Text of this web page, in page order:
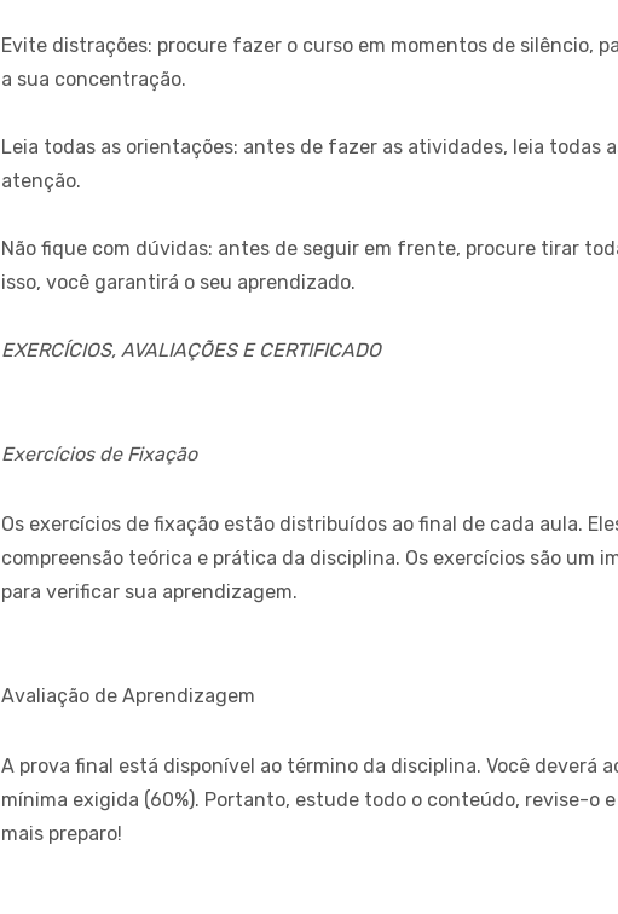
Evite distrações: procure fazer o curso em momentos de silêncio,
a sua concentração.
Leia todas as orientações: antes de fazer as atividades, leia todas
atenção.
Não fique com dúvidas: antes de seguir em frente, procure tirar
isso, você garantirá o seu aprendizado.
EXERCÍCIOS, AVALIAÇÕES E CERTIFICADO
Exercícios de Fixação
Os exercícios de fixação estão distribuídos ao final de cada aula.
compreensão teórica e prática da disciplina. Os exercícios são um
para verificar sua aprendizagem.
Avaliação de Aprendizagem
A prova final está disponível ao término da disciplina. Você deverá
mínima exigida (60%). Portanto, estude todo o conteúdo, revise-o
mais preparo!